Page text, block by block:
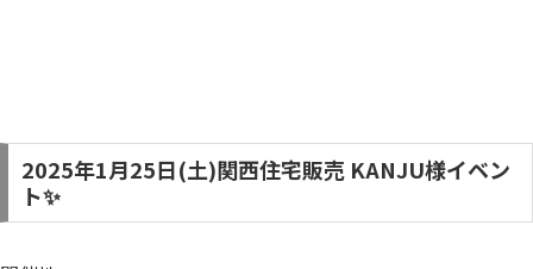
2025年1月25日(土)関西住宅販売 KANJU様イベン
ト✨